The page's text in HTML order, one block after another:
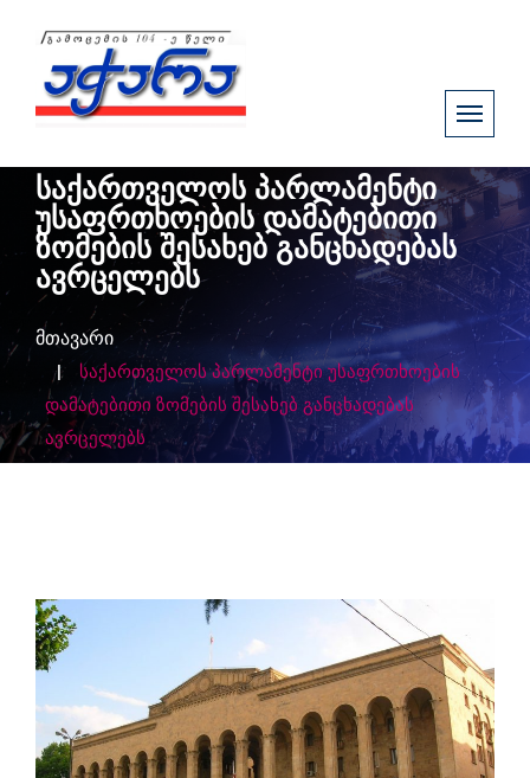
საქართველოს პარლამენტი
უსაფრთხოების დამატებითი
ზომების შესახებ განცხადებას
ავრცელებს
მთავარი
საქართველოს პარლამენტი უსაფრთხოების
დამატებითი ზომების შესახებ განცხადებას
ავრცელებს